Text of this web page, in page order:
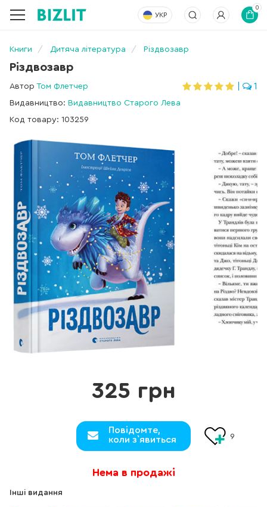
УКР
0
Книги Дитяча література Різдвозавр
Різдвозавр
Автор Том Флетчер
Видавництво: Видавництво Старого Лева
Код товару: 103259
1
Інші видання
325 грн
Повідомте,
коли з`явиться
9
Нема в продажі